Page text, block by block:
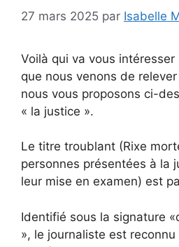
27 mars 2025 par Isabelle
Voilà qui va vous
que nous venons de
nous vous proposons ci-
« la justice ».
Le titre troublant (Rixe
personnes présentées à la
leur mise en examen) est
Identifié sous la signature
», le journaliste est reconnu